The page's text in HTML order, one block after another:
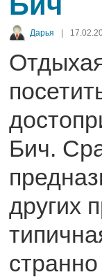
Дарья |
Бич.
других